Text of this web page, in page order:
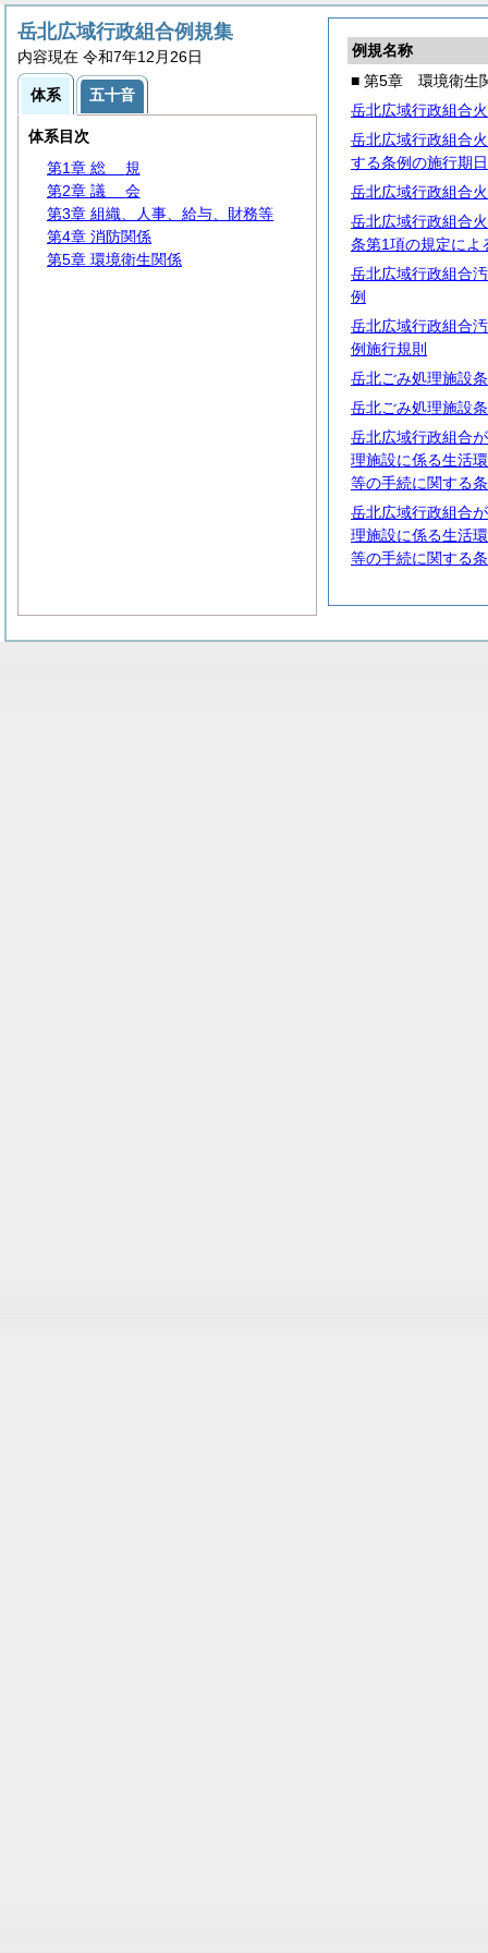
例規名称
■ 第5章 環境衛生
岳北広域行政組合
岳北広域行政組合
する条例の施行期
岳北広域行政組合
岳北広域行政組合
条第1項の規定によ
岳北広域行政組合
例
岳北広域行政組合
例施行規則
岳北ごみ処理施設
岳北ごみ処理施設
岳北広域行政組合
理施設に係る生活
等の手続に関する
岳北広域行政組合
理施設に係る生活
等の手続に関する
岳北広域行政組合例規集
内容現在 令和7年12月26日
体系 五十音
体系目次
第1章 総 規
第2章 議 会
第3章 組織、人事、給与、財務等
第4章 消防関係
第5章 環境衛生関係